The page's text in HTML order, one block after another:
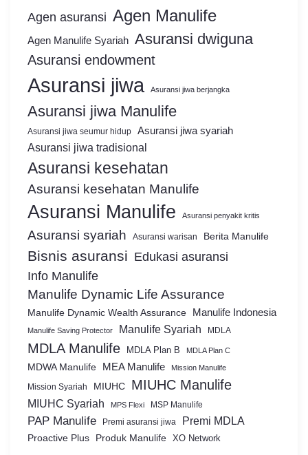
Agen asuransi Agen Manulife
Agen Manulife Syariah Asuransi dwiguna
Asuransi endowment
Asuransi jiwa Asuransi jiwa berjangka
Asuransi jiwa Manulife
Asuransi jiwa seumur hidup Asuransi jiwa syariah
Asuransi jiwa tradisional
Asuransi kesehatan
Asuransi kesehatan Manulife
Asuransi Manulife Asuransi penyakit kritis
Asuransi syariah Asuransi warisan Berita Manulife
Bisnis asuransi Edukasi asuransi
Info Manulife
Manulife Dynamic Life Assurance
Manulife Dynamic Wealth Assurance Manulife Indonesia
Manulife Saving Protector Manulife Syariah MDLA
MDLA Manulife MDLA Plan B MDLA Plan C
MDWA Manulife MEA Manulife Mission Manulife
Mission Syariah MIUHC MIUHC Manulife
MIUHC Syariah MPS Flexi MSP Manulife
PAP Manulife Premi asuransi jiwa Premi MDLA
Proactive Plus Produk Manulife XO Network